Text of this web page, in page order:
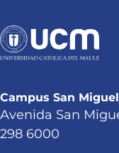
Campus San Miguel
Avenida San
298 6000